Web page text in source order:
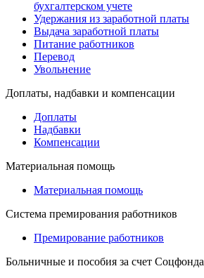
бухгалтерском учете
Удержания из заработной платы
Выдача заработной платы
Питание работников
Перевод
Увольнение
Доплаты, надбавки и компенсации
Доплаты
Надбавки
Компенсации
Материальная помощь
Материальная помощь
Система премирования работников
Премирование работников
Больничные и пособия за счет Соцфонда